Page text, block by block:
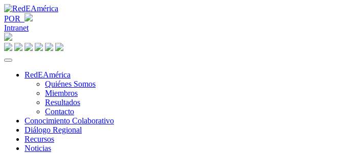
POR
Intranet
RedEAmérica
Quiénes Somos
Miembros
Resultados
Contacto
Conocimiento Colaborativo
Diálogo Regional
Recursos
Noticias